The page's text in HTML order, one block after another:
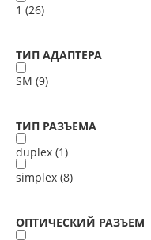
1 (26)
ТИП АДАПТЕРА
SM (9)
ТИП РАЗЪЕМА
duplex (1)
simplex (8)
ОПТИЧЕСКИЙ РАЗЪЕМ